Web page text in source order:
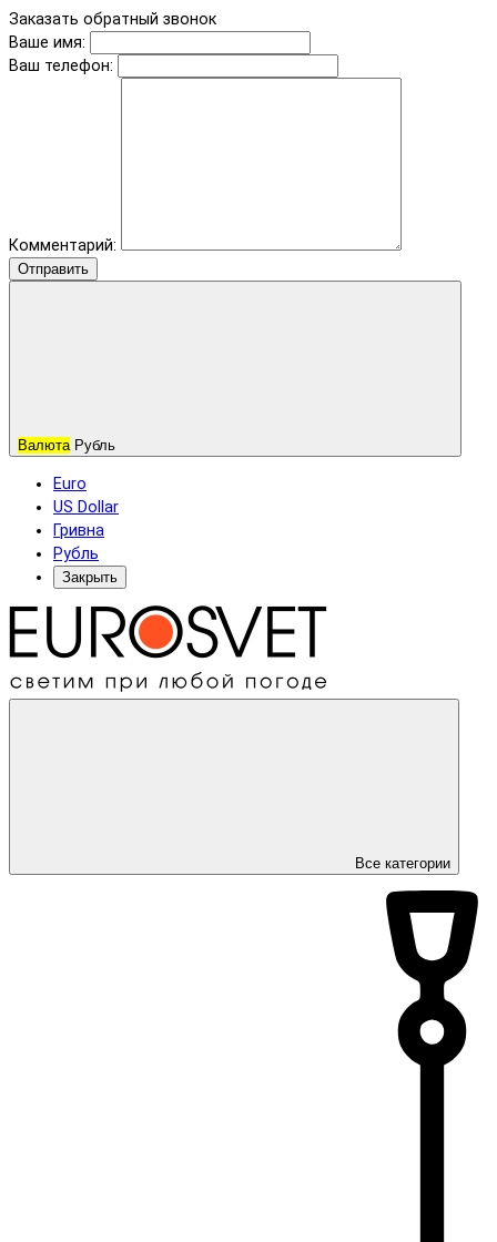
Заказать обратный звонок
Ваше имя:
Ваш телефон:
Комментарий:
Отправить
Валюта Рубль
Euro
US Dollar
Гривна
Рубль
Закрыть
Все категории